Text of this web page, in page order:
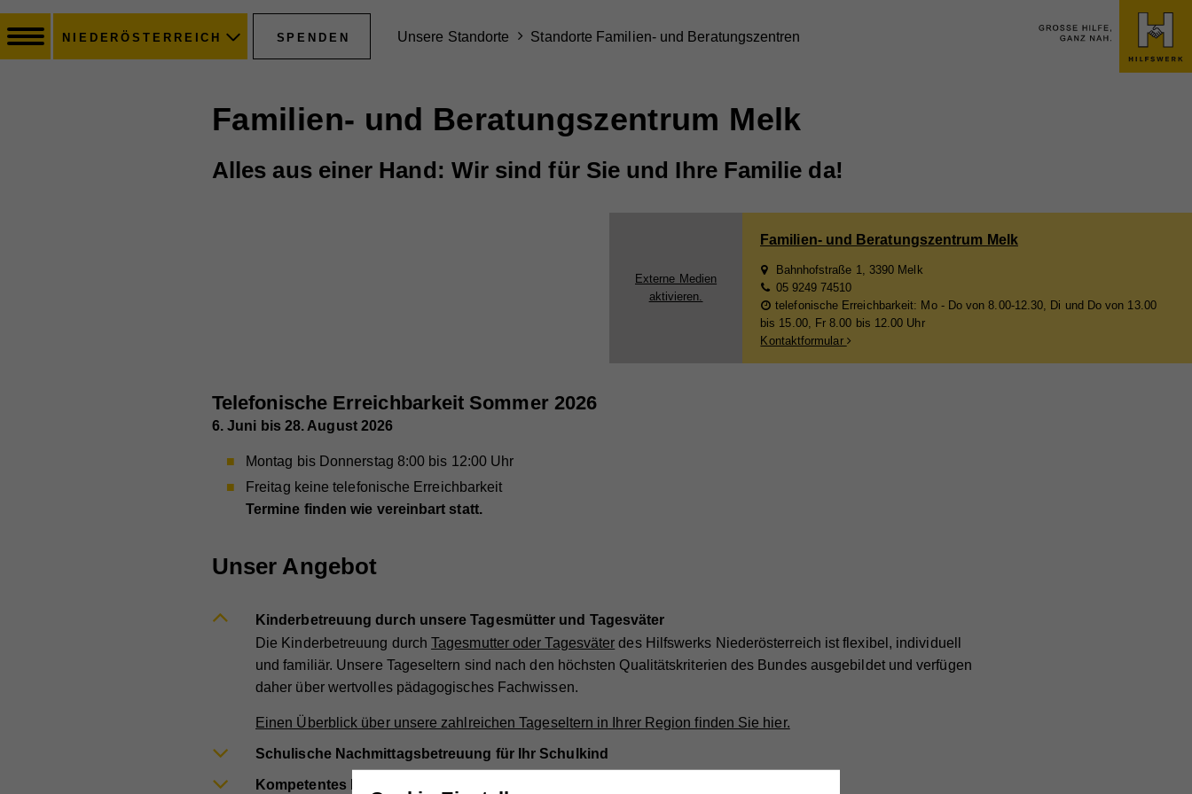
NIEDERÖSTERREICH SPENDEN Unsere Standorte Standorte Familien- und Beratungszentren
Familien- und Beratungszentrum Melk
Alles aus einer Hand: Wir sind für Sie und Ihre Familie da!
Externe Medien
aktivieren.
Familien- und Beratungszentrum Melk
Bahnhofstraße 1, 3390 Melk
05 9249 74510
telefonische Erreichbarkeit: Mo - Do von 8.00-12.30, Di und Do von 13.00
bis 15.00, Fr 8.00 bis 12.00 Uhr
Kontaktformular
Telefonische Erreichbarkeit Sommer 2026
6. Juni bis 28. August 2026
Montag bis Donnerstag 8:00 bis 12:00 Uhr
Freitag keine telefonische Erreichbarkeit
Termine finden wie vereinbart statt.
Unser Angebot
Kinderbetreuung durch unsere Tagesmütter und Tagesväter
Die Kinderbetreuung durchTagesmutter oder Tagesväter des Hilfswerks Niederösterreich ist flexibel, individuell
und familiär. Unsere Tageseltern sind nach den höchsten Qualitätskriterien des Bundes ausgebildet und verfügen
daher über wertvolles pädagogisches Fachwissen.
Einen Überblick über unsere zahlreichen Tageseltern in Ihrer Region finden Sie hier.
Schulische Nachmittagsbetreuung für Ihr Schulkind
Kompetentes Lerntraining